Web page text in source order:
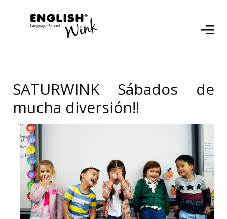
SATURWINK Sábados de
mucha diversión!!